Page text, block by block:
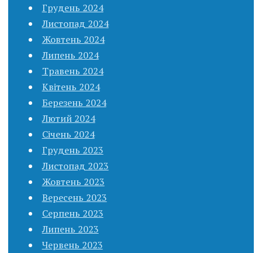
Грудень 2024
Листопад 2024
Жовтень 2024
Липень 2024
Травень 2024
Квітень 2024
Березень 2024
Лютий 2024
Січень 2024
Грудень 2023
Листопад 2023
Жовтень 2023
Вересень 2023
Серпень 2023
Липень 2023
Червень 2023